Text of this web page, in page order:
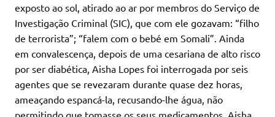
exposto ao sol, atirado ao ar por membros do Serviço de
Investigação Criminal (SIC), que com ele gozavam: “filho
de terrorista”; “falem com o bebé em Somali”. Ainda
em convalescença, depois de uma cesariana de alto risco
por ser diabética, Aisha Lopes foi interrogada por seis
agentes que se revezaram durante quase dez horas,
ameaçando espancá-la, recusando-lhe água, não
permitindo que tomasse os seus medicamentos. Aisha